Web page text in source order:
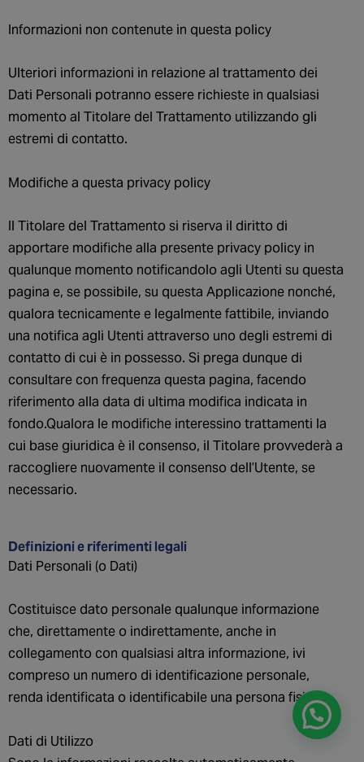
Informazioni non contenute in questa policy
Ulteriori informazioni in relazione al trattamento dei
Dati Personali potranno essere richieste in qualsiasi
momento al Titolare del Trattamento utilizzando gli
estremi di contatto.
Modifiche a questa privacy policy
Il Titolare del Trattamento si riserva il diritto di
apportare modifiche alla presente privacy policy in
qualunque momento notificandolo agli Utenti su questa
pagina e, se possibile, su questa Applicazione nonché,
qualora tecnicamente e legalmente fattibile, inviando
una notifica agli Utenti attraverso uno degli estremi di
contatto di cui è in possesso. Si prega dunque di
consultare con frequenza questa pagina, facendo
riferimento alla data di ultima modifica indicata in
fondo.Qualora le modifiche interessino trattamenti la
cui base giuridica è il consenso, il Titolare provvederà a
raccogliere nuovamente il consenso dell’Utente, se
necessario.
Definizioni e riferimenti legali
Dati Personali (o Dati)
Costituisce dato personale qualunque informazione
che, direttamente o indirettamente, anche in
collegamento con qualsiasi altra informazione, ivi
compreso un numero di identificazione personale,
renda identificata o identificabile una persona fisica.
Dati di Utilizzo